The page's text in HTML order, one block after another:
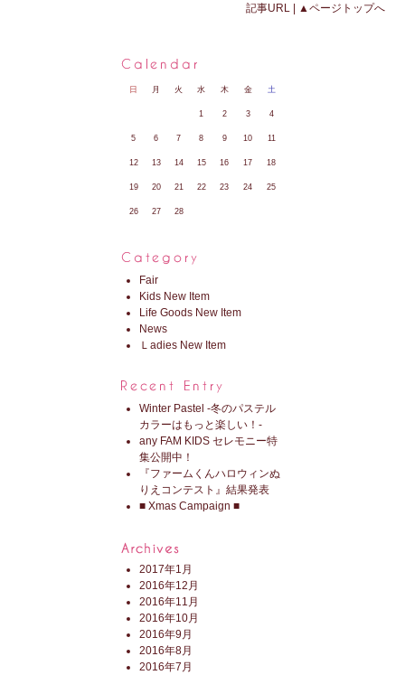
記事URL| ▲ページトップへ
日 月 火 水 木 金 土
1 2 3 4
5 6 7 8 9 10 11
12 13 14 15 16 17 18
19 20 21 22 23 24 25
26 27 28
Fair
Kids New Item
Life Goods New Item
News
Ｌadies New Item
Winter Pastel -冬のパステル
カラーはもっと楽しい！-
any FAM KIDS セレモニー特
集公開中！
『ファームくんハロウィンぬ
りえコンテスト』結果発表
■ Xmas Campaign ■
2017年1月
2016年12月
2016年11月
2016年10月
2016年9月
2016年8月
2016年7月